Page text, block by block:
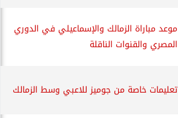
موعد مباراة الزمالك والإسماعيلي في الدوري
المصري والقنوات الناقلة
تعليمات خاصة من جوميز للاعبي وسط الزمالك